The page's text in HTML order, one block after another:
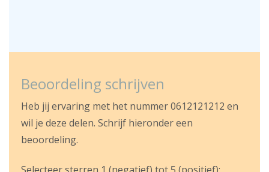
Beoordeling schrijven
Heb jij ervaring met het nummer 0612121212 en
wil je deze delen. Schrijf hieronder een
beoordeling.